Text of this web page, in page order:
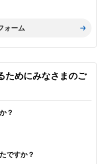
ためにみなさまのご
？
ですか？